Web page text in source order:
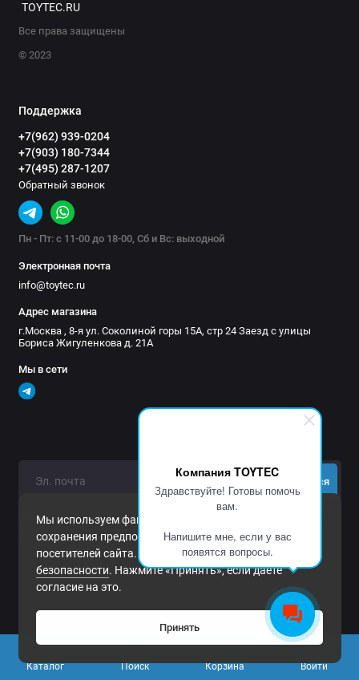
Компания TOYTEC
Здравствуйте! Готовы помочь
вам.
Напишите мне, если у вас
появятся вопросы.
Каталог Поиск Корзина
0
Войти
Мы используем файлы cookie и другие средства
сохранения предпочтений и анализа действий
посетителей сайта. Подробнее вПолитика
безопасности. Нажмите «Принять», если даете
согласие на это.
Принять
TOYTEC.RU
Все права защищены
© 2023
Поддержка
+7(962) 939-0204
+7(903) 180-7344
+7(495) 287-1207
Обратный звонок
Пн - Пт: с 11-00 до 18-00, Сб и Вс: выходной
Электронная почта
info@toytec.ru
Адрес магазина
г.Москва , 8-я ул. Соколиной горы 15А, стр 24 Заезд с улицы
Бориса Жигуленкова д. 21А
Мы в сети
Подписаться
Нажимая на кнопку «Подписаться», Вы даете
обработку персональных данных.